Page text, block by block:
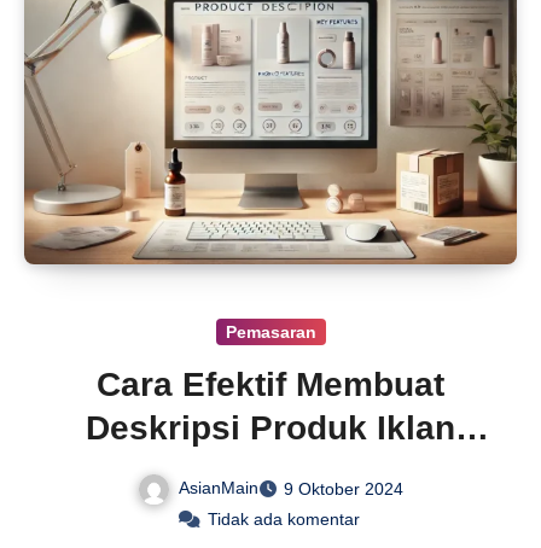
Pemasaran
Cara Efektif Membuat
Deskripsi Produk Iklan
Baris Menarik
AsianMain
9 Oktober 2024
Tidak ada komentar